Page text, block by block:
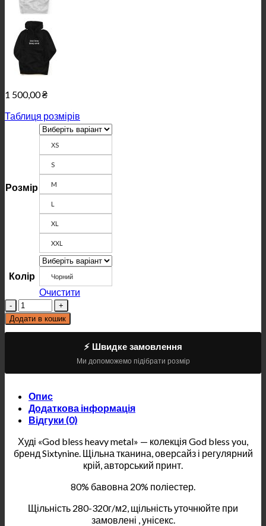
1 500,00₴
Таблиця розмірів
Розмір
ХS
S
M
L
XL
XXL
Колір Чорний
Очистити
Кількість
Додати в кошик
⚡ Швидке замовлення
Ми допоможемо підібрати розмір
Опис
Додаткова інформація
Відгуки (0)
Худі «God bless heavy metal» — колекція God bless you,
бренд Sixtynine. Щільна тканина, оверсайз і регулярний
крій, авторський принт.
80% бавовна 20% поліестер.
Щільність 280-320г/м2, щільність уточнюйте при
замовлені , унісекс.